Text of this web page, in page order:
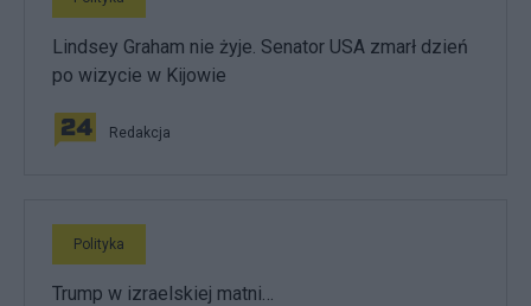
Lindsey Graham nie żyje. Senator USA zmarł dzień
po wizycie w Kijowie
Redakcja
Polityka
Trump w izraelskiej matni…